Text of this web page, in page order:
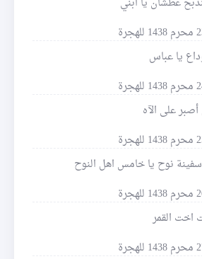
يا عباس
على الآه
نوح يا خامس اهل النوح
القمر